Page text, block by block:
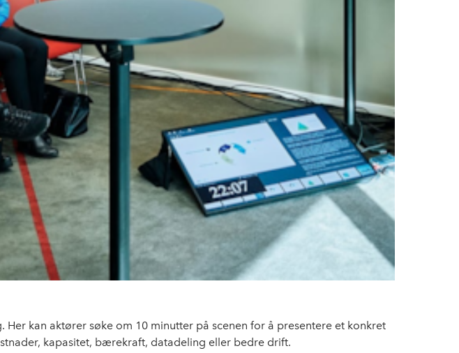
kan aktører søke om 10 minutter på scenen for å presentere et konkret
kapasitet, bærekraft, datadeling eller bedre drift.